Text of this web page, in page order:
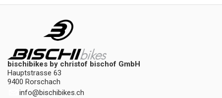
bischibikes by christof bischof GmbH
Hauptstrasse 63
9400 Rorschach
info@bischibikes.ch